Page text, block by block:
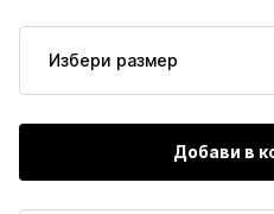
Избери размер
Добави в